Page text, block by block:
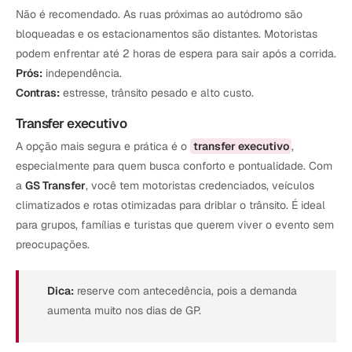
Não é recomendado. As ruas próximas ao autódromo são
bloqueadas e os estacionamentos são distantes. Motoristas
podem enfrentar até 2 horas de espera para sair após a corrida.
Prós: independência.
Contras: estresse, trânsito pesado e alto custo.
Transfer executivo
A opção mais segura e prática é o transfer executivo,
especialmente para quem busca conforto e pontualidade. Com
a GS Transfer, você tem motoristas credenciados, veículos
climatizados e rotas otimizadas para driblar o trânsito. É ideal
para grupos, famílias e turistas que querem viver o evento sem
preocupações.
Dica: reserve com antecedência, pois a demanda
aumenta muito nos dias de GP.